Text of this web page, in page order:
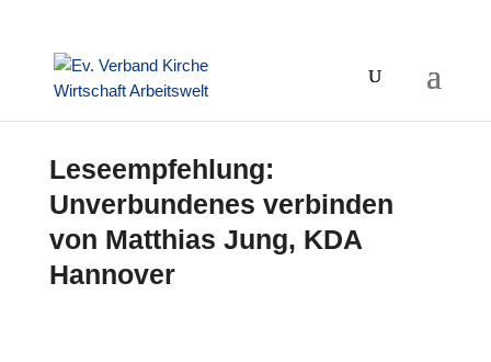
Leseempfehlung:
Unverbundenes verbinden
von Matthias Jung, KDA
Hannover